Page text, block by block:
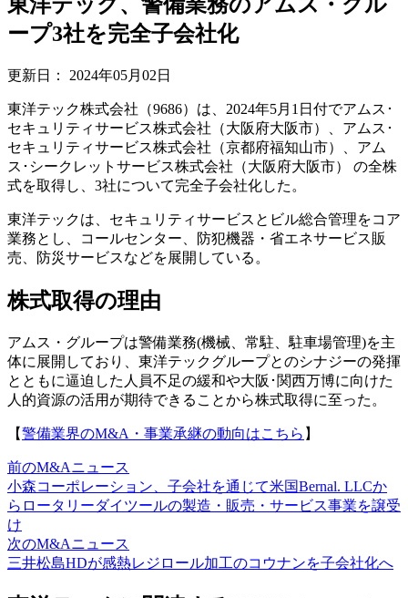
ープ3社を完全子会社化
更新日： 2024年05月02日
東洋テック株式会社（9686）は、2024年5月1日付でアムス･
セキュリティサービス株式会社（大阪府大阪市）、アムス･
セキュリティサービス株式会社（京都府福知山市）、アム
ス･シークレットサービス株式会社（大阪府大阪市） の全株
式を取得し、3社について完全子会社化した。
東洋テックは、セキュリティサービスとビル総合管理をコア
業務とし、コールセンター、防犯機器・省エネサービス販
売、防災サービスなどを展開している。
株式取得の理由
アムス・グループは警備業務(機械、常駐、駐車場管理)を主
体に展開しており、東洋テックグループとのシナジーの発揮
とともに逼迫した人員不足の緩和や大阪･関西万博に向けた
人的資源の活用が期待できることから株式取得に至った。
【警備業界のM&A・事業承継の動向はこちら 】
前のM&Aニュース
小森コーポレーション、子会社を通じて米国Bernal. LLCか
らロータリーダイツールの製造・販売・サービス事業を譲受
け
次のM&Aニュース
三井松島HDが感熱レジロール加工のコウナンを子会社化へ